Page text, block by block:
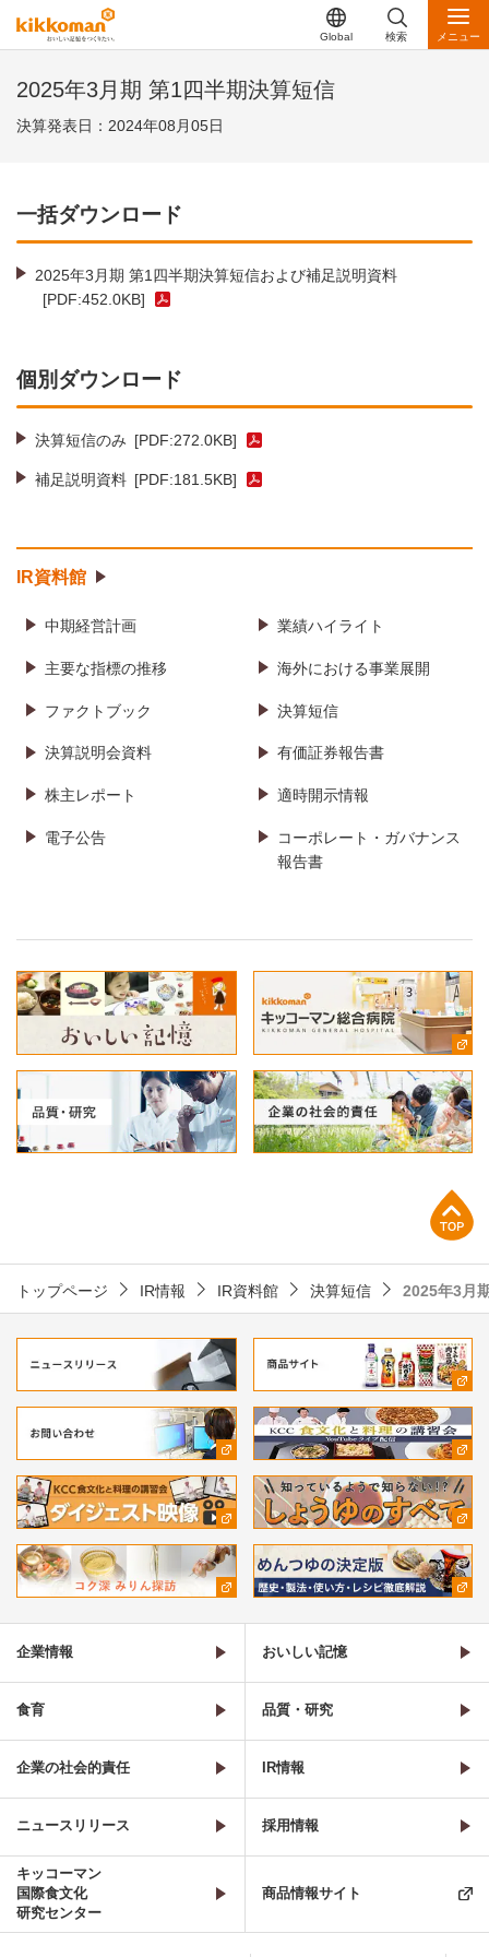
Global 検索 メニュー
2025年3月期 第1四半期決算短信
決算発表日：2024年08月05日
一括ダウンロード
2025年3月期 第1四半期決算短信および補足説明資料
[PDF:452.0KB]
個別ダウンロード
決算短信のみ [PDF:272.0KB]
補足説明資料 [PDF:181.5KB]
IR資料館
中期経営計画 業績ハイライト
主要な指標の推移 海外における事業展開
ファクトブック 決算短信
決算説明会資料 有価証券報告書
株主レポート 適時開示情報
電子公告
コーポレート・ガバナンス
報告書
トップページ IR情報 IR資料館 決算短信 2025年3月
企業情報 おいしい記憶
食育 品質・研究
企業の社会的責任 IR情報
ニュースリリース 採用情報
キッコーマン
国際食文化
研究センター
商品情報サイト